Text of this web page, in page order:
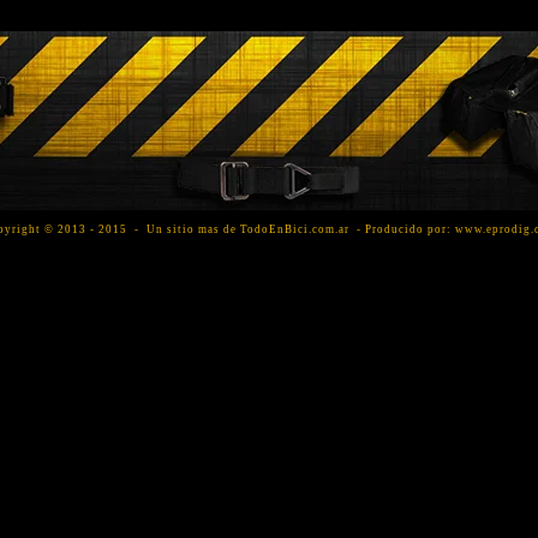
© 2013 - 2015 - Un sitio mas de TodoEnBici.com.ar - Producido por: